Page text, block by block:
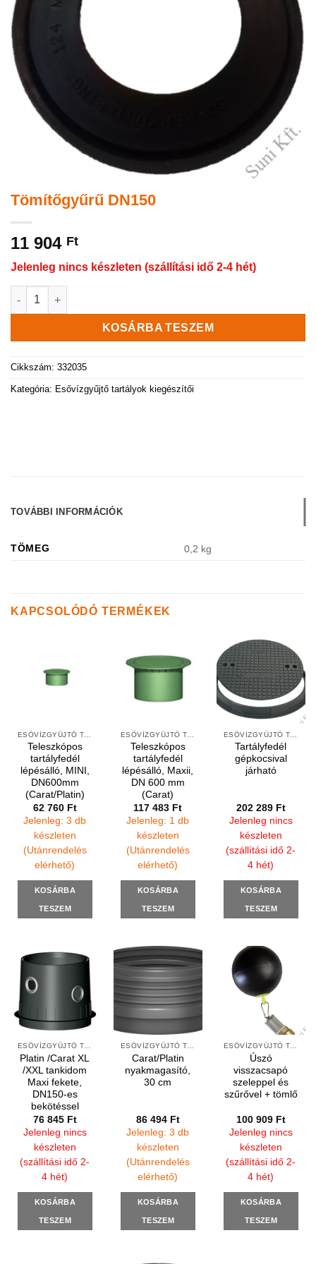
Tömítőgyűrű DN150
11 904 Ft
Jelenleg nincs készleten (szállítási idő 2-4 hét)
Tömítőgyűrű DN150 mennyiség
KOSÁRBA TESZEM
Cikkszám: 332035
Kategória: Esővízgyűjtő tartályok kiegészítői
TOVÁBBI INFORMÁCIÓK
TÖMEG 0,2 kg
KAPCSOLÓDÓ TERMÉKEK
ESŐVÍZGYŰJTŐ TARTÁLYOK KIEGÉSZÍTŐI
Teleszkópos
tartályfedél
lépésálló, MINI,
DN600mm
(Carat/Platin)
62 760 Ft
Jelenleg: 3 db
készleten
(Utánrendelés
elérhető)
KOSÁRBA
TESZEM
ESŐVÍZGYŰJTŐ TARTÁLYOK KIEGÉSZÍTŐI
Teleszkópos
tartályfedél
lépésálló, Maxii,
DN 600 mm
(Carat)
117 483 Ft
Jelenleg: 1 db
készleten
(Utánrendelés
elérhető)
KOSÁRBA
TESZEM
ESŐVÍZGYŰJTŐ TARTÁLYOK KIEGÉSZÍTŐI
Tartályfedél
gépkocsival
járható
202 289 Ft
Jelenleg nincs
készleten
(szállítási idő 2-
4 hét)
KOSÁRBA
TESZEM
ESŐVÍZGYŰJTŐ TARTÁLYOK KIEGÉSZÍTŐI
Platin /Carat XL
/XXL tankidom
Maxi fekete,
DN150-es
bekötéssel
76 845 Ft
Jelenleg nincs
készleten
(szállítási idő 2-
4 hét)
KOSÁRBA
TESZEM
ESŐVÍZGYŰJTŐ TARTÁLYOK KIEGÉSZÍTŐI
Carat/Platin
nyakmagasító,
30 cm
86 494 Ft
Jelenleg: 3 db
készleten
(Utánrendelés
elérhető)
KOSÁRBA
TESZEM
ESŐVÍZGYŰJTŐ TARTÁLYOK KIEGÉSZÍTŐI
Úszó
visszacsapó
szeleppel és
szűrővel + tömlő
100 909 Ft
Jelenleg nincs
készleten
(szállítási idő 2-
4 hét)
KOSÁRBA
TESZEM